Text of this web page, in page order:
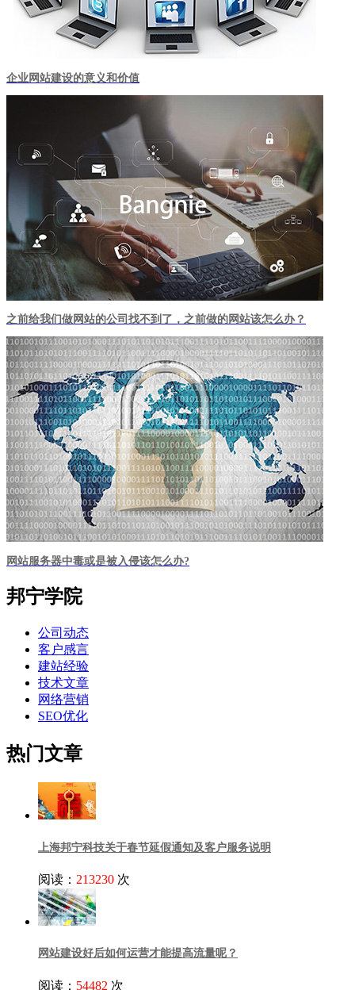
企业网站建设的意义和价值
之前给我们做网站的公司找不到了，之前做的网站该怎么办？
网站服务器中毒或是被入侵该怎么办?
邦宁学院
公司动态
客户感言
建站经验
技术文章
网络营销
SEO优化
热门文章
上海邦宁科技关于春节延假通知及客户服务说明
阅读： 213230 次
网站建设好后如何运营才能提高流量呢？
阅读： 54482 次